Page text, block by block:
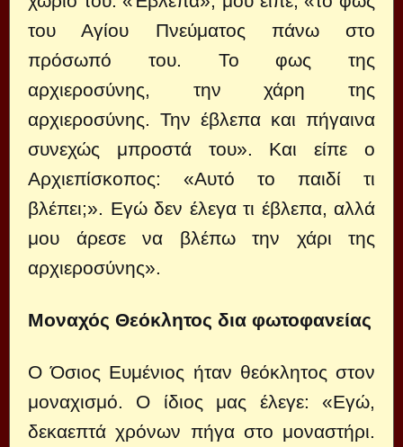
του Αγίου Πνεύματος πάνω στο
πρόσωπό του. Το φως της
αρχιεροσύνης, την χάρη της
αρχιεροσύνης. Την έβλεπα και πήγαινα
συνεχώς μπροστά του». Και είπε ο
Αρχιεπίσκοπος: «Αυτό το παιδί τι
βλέπει;». Εγώ δεν έλεγα τι έβλεπα, αλλά
μου άρεσε να βλέπω την χάρι της
αρχιεροσύνης».
Μοναχός Θεόκλητος δια φωτοφανείας
Ο Όσιος Ευμένιος ήταν θεόκλητος στον
μοναχισμό. Ο ίδιος μας έλεγε: «Εγώ,
δεκαεπτά χρόνων πήγα στο μοναστήρι.